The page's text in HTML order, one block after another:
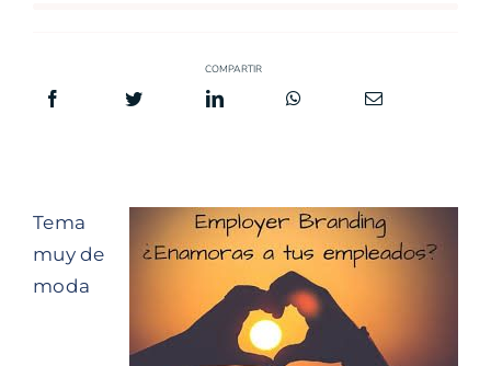
COMPARTIR
Tema
muy de
moda